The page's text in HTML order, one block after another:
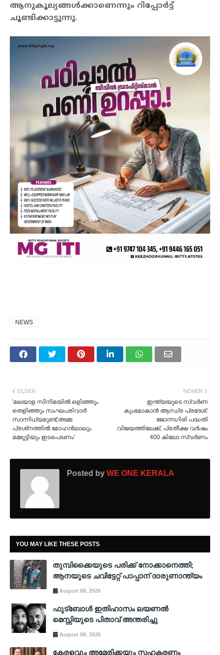
ആനുകൂല്യങ്ങള്‍ക്കാണെന്നും റിപ്പോര്‍ട്ട്
ചൂണ്ടിക്കാട്ടുന്നു.
NEWS
NEWER
ഇന്ത്യയുടെ സ്വർണ
കുംഭമാകാന്‍ ആന്ധ്ര പ്രദേശ്:
ജോന്നഗിരി പദ്ധതി
വിജയത്തിലേക്ക്; പ്രതീക്ഷ വർഷം
400 കിലോ സ്വർണം
OLDER
'മലയാള സിനിമയിൽ ഒളിഞ്ഞും
തെളിഞ്ഞും സംഘപരിവാർ
സാന്നിധ്യമുണ്ട്;അമ്മ
പ്രശ്‌നത്തിൽ മോഹൻലാലും
മമ്മൂട്ടിയും ഇടപെടണം'
Posted by WE ONE KERALA
YOU MAY LIKE THESE POSTS
തുമ്പിക്കൈയുടെ പരിക്ക് നോക്കാനെത്തി;
ആനയുടെ ചവിട്ടേറ്റ് പാപ്പാന് ദാരുണാന്ത്യം
August 08, 2026
ഫുട്ബോൾ ഇതിഹാസം ലയണൽ
മെസ്സിയുടെ പിതാവ് അന്തരിച്ചു
August 08, 2026
കേരളവും അമേരിക്കയും സഹകരണം